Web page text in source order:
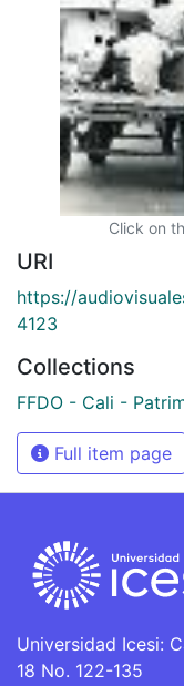
Click on
URI
https://
4123
Collections
FFDO - Cali -
Full item page
Universidad Icesi:
18 No. 122-135